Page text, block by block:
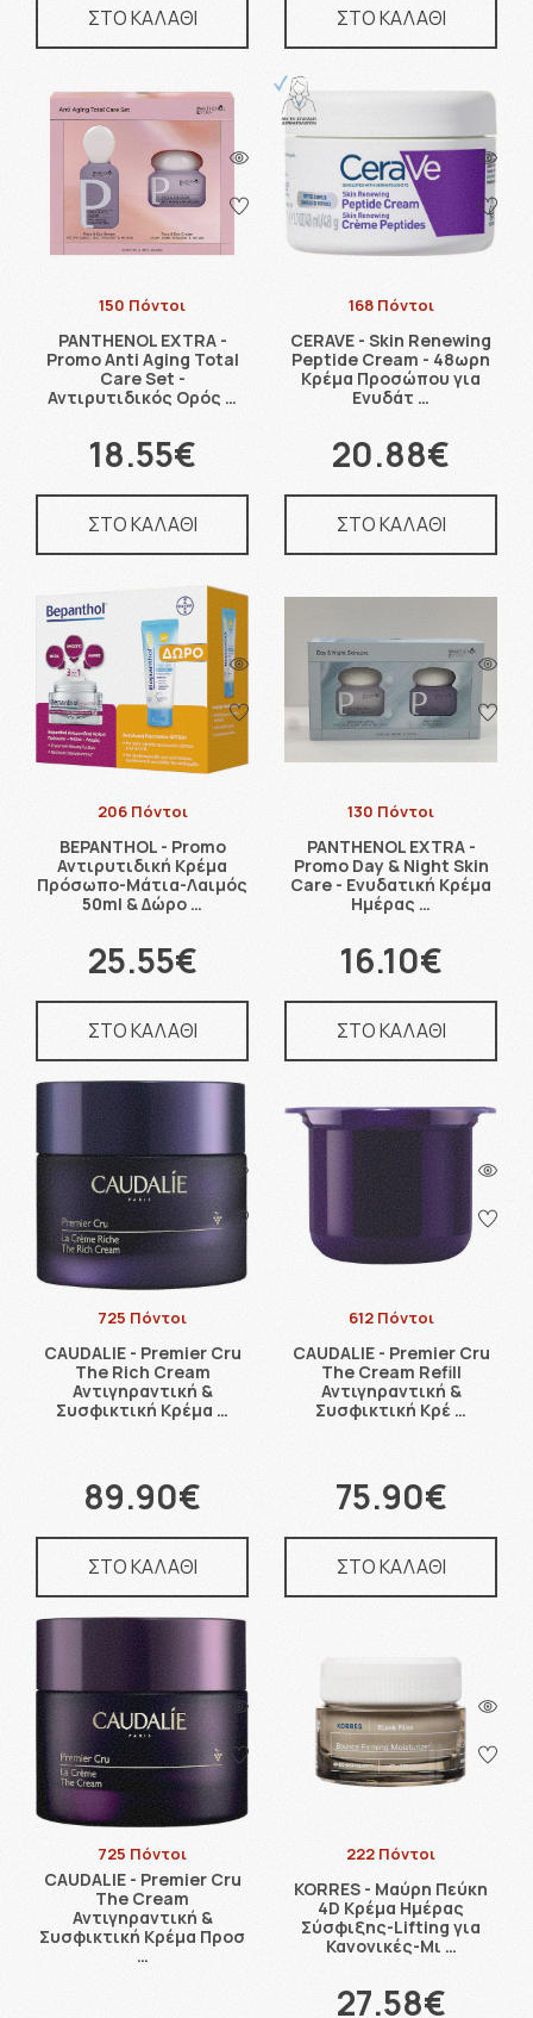
ΣΤΟ ΚΑΛΑΘΙ ΣΤΟ ΚΑΛΑΘΙ
150 Πόντοι
PANTHENOL EXTRA -
Promo Anti Aging Total
Care Set -
Αντιρυτιδικός Ορός …
18.55€
ΣΤΟ ΚΑΛΑΘΙ
168 Πόντοι
CERAVE - Skin Renewing
Peptide Cream - 48ωρη
Κρέμα Προσώπου για
Ενυδάτ …
20.88€
ΣΤΟ ΚΑΛΑΘΙ
206 Πόντοι
BEPANTHOL - Promo
Αντιρυτιδική Κρέμα
Πρόσωπο-Μάτια-Λαιμός
50ml & Δώρο …
25.55€
ΣΤΟ ΚΑΛΑΘΙ
130 Πόντοι
PANTHENOL EXTRA -
Promo Day & Night Skin
Care - Ενυδατική Κρέμα
Ημέρας …
16.10€
ΣΤΟ ΚΑΛΑΘΙ
725 Πόντοι
CAUDALIE - Premier Cru
The Rich Cream
Αντιγηραντική &
Συσφικτική Κρέμα …
89.90€
ΣΤΟ ΚΑΛΑΘΙ
612 Πόντοι
CAUDALIE - Premier Cru
The Cream Refill
Αντιγηραντική &
Συσφικτική Κρέ …
75.90€
ΣΤΟ ΚΑΛΑΘΙ
725 Πόντοι
CAUDALIE - Premier Cru
The Cream
Αντιγηραντική &
Συσφικτική Κρέμα Προσ
…
222 Πόντοι
KORRES - Μαύρη Πεύκη
4D Κρέμα Ημέρας
Σύσφιξης-Lifting για
Κανονικές-Μι …
27.58€